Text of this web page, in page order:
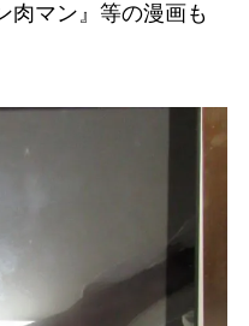
肉マン』等の漫画も